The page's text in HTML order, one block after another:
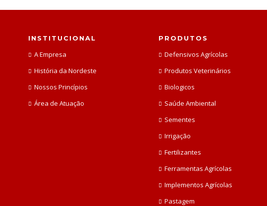
INSTITUCIONAL
A Empresa
História da Nordeste
Nossos Princípios
Área de Atuação
PRODUTOS
Defensivos Agrícolas
Produtos Veterinários
Biologicos
Saúde Ambiental
Sementes
Irrigação
Fertilizantes
Ferramentas Agrícolas
Implementos Agrícolas
Pastagem